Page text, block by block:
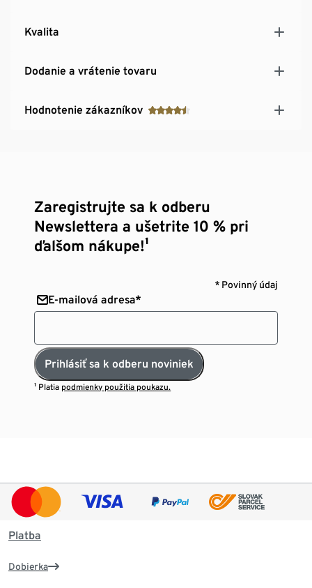
Kvalita
Dodanie a vrátenie tovaru
Hodnotenie zákazníkov
Zaregistrujte sa k odberu
Newslettera a ušetrite 10 % pri
ďalšom nákupe!¹
* Povinný údaj
E-mailová adresa*
Prihlásiť sa k odberu noviniek
¹ Platia podmienky použitia poukazu.
Platba
Dobierka